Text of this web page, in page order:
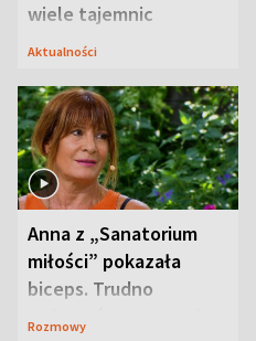
wiele tajemnic
Aktualności
Anna z „Sanatorium
miłości” pokazała
biceps. Trudno
uwierzyć, co przeszła
Rozmowy